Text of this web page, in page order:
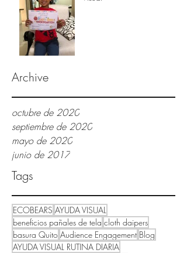
Archive
octubre de 2020
septiembre de 2020
mayo de 2020
junio de 2017
Tags
ECOBEARS AYUDA VISUAL
beneficios pañales de tela cloth daipers
basura Quito Audience Engagement Blog
AYUDA VISUAL RUTINA DIARIA